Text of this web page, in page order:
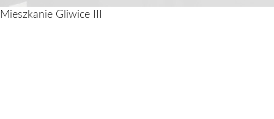
Mieszkanie Gliwice III